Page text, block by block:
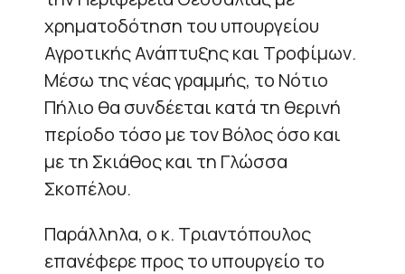
χρηματοδότηση του υπουργείου
Αγροτικής Ανάπτυξης και Τροφίμων.
Μέσω της νέας γραμμής, το Νότιο
Πήλιο θα συνδέεται κατά τη θερινή
περίοδο τόσο με τον Βόλος όσο και
με τη Σκιάθος και τη Γλώσσα
Σκοπέλου.
Παράλληλα, ο κ. Τριαντόπουλος
επανέφερε προς το υπουργείο το